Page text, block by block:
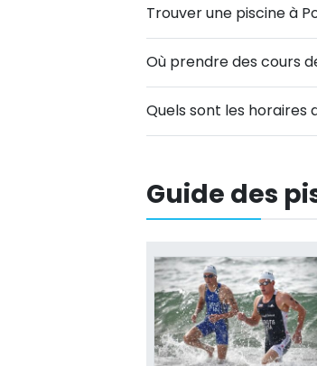
Trouver une piscine à
Où prendre des cours
Quels sont les horaires
Guide des